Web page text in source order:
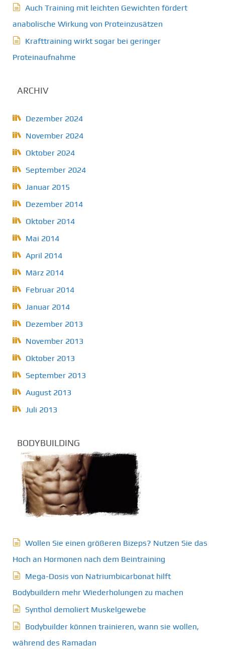
Auch Training mit leichten Gewichten fördert
anabolische Wirkung von Proteinzusätzen
Krafttraining wirkt sogar bei geringer
Proteinaufnahme
ARCHIV
Dezember 2024
November 2024
Oktober 2024
September 2024
Januar 2015
Dezember 2014
Oktober 2014
Mai 2014
April 2014
März 2014
Februar 2014
Januar 2014
Dezember 2013
November 2013
Oktober 2013
September 2013
August 2013
Juli 2013
BODYBUILDING
Wollen Sie einen größeren Bizeps? Nutzen Sie das
Hoch an Hormonen nach dem Beintraining
Mega-Dosis von Natriumbicarbonat hilft
Bodybuildern mehr Wiederholungen zu machen
Synthol demoliert Muskelgewebe
Bodybuilder können trainieren, wann sie wollen,
während des Ramadan